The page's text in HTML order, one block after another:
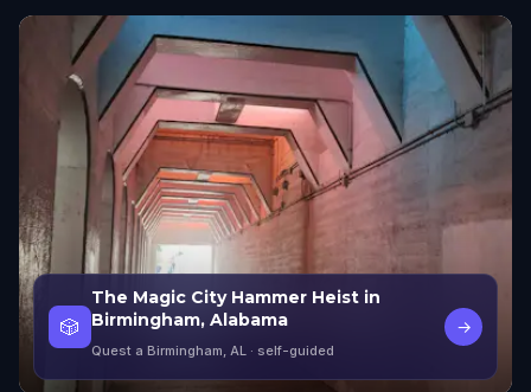
🎲
The Magic City Hammer Heist in
Birmingham, Alabama
Quest a Birmingham, AL · self-guided
→